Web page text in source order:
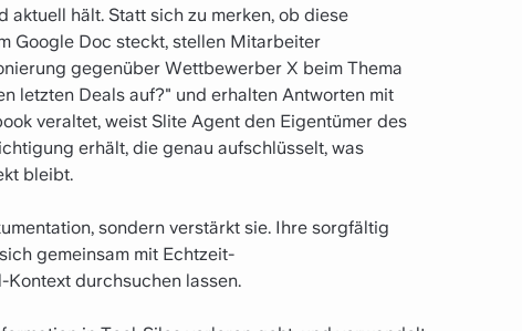
hält. Statt sich zu merken, ob diese
Google Doc steckt, stellen Mitarbeiter
gegenüber Wettbewerber X beim Thema
letzten Deals auf?" und erhalten Antworten mit
veraltet, weist Slite Agent den Eigentümer des
erhält, die genau aufschlüsselt, was
bleibt.
sondern verstärkt sie. Ihre sorgfältig
gemeinsam mit Echtzeit-
durchsuchen lassen.